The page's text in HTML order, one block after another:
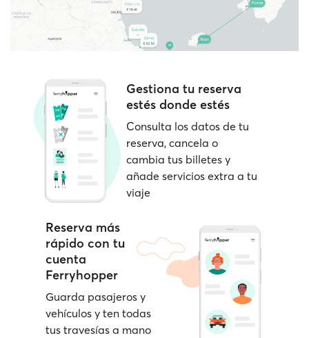
Gestiona tu reserva
estés donde estés
Consulta los datos de tu
reserva, cancela o
cambia tus billetes y
añade servicios extra a tu
viaje
Reserva más
rápido con tu
cuenta
Ferryhopper
Guarda pasajeros y
vehículos y ten todas
tus travesías a mano